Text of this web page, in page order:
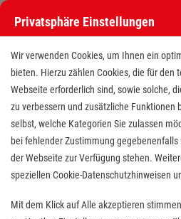
Ausbildung zur
zum
Privatsphäre Einstellungen
Wir verwenden Cookies, um Ihnen ein
bieten. Hierzu zählen Cookies, die für den
Webseite erforderlich sind, sowie solche,
zu verbessern und zusätzliche Funktionen
selbst, welche Kategorien Sie zulassen
bei fehlender Zustimmung
der Webseite zur Verfügung stehen.
speziellen Cookie-Datenschutzhinweisen
Mit dem Klick auf Alle akzeptieren